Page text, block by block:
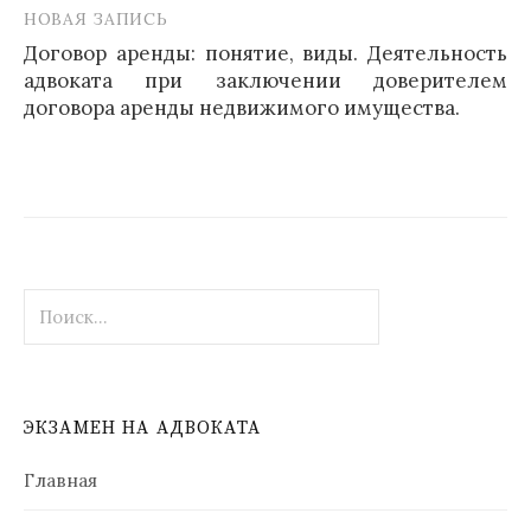
НОВАЯ ЗАПИСЬ
Договор аренды: понятие, виды. Деятельность
адвоката при заключении доверителем
договора аренды недвижимого имущества.
ЭКЗАМЕН НА АДВОКАТА
Главная